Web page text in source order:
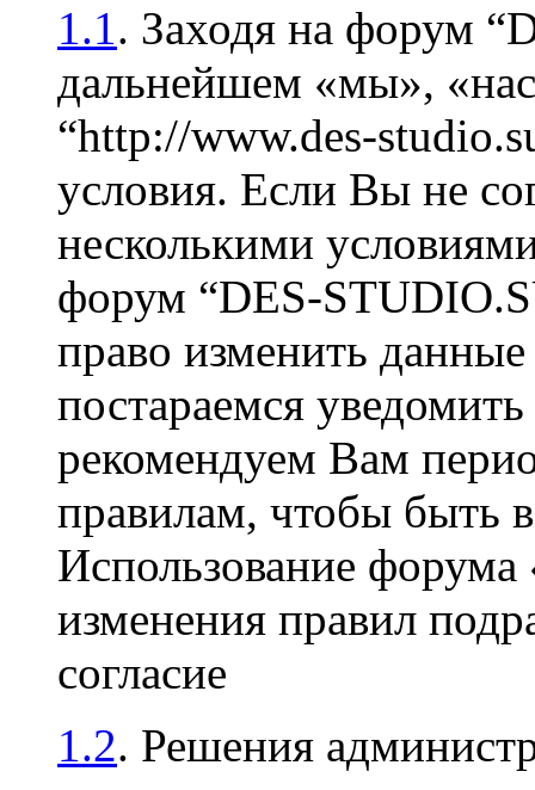
1.1. Заходя на форум
дальнейшем «мы»,
“http://www.des-
условия. Если Вы не
несколькими
форум “DES-
право изменить
постараемся
рекомендуем Вам
правилам, чтобы быть
Использование
изменения правил
согласие
1.2. Решения